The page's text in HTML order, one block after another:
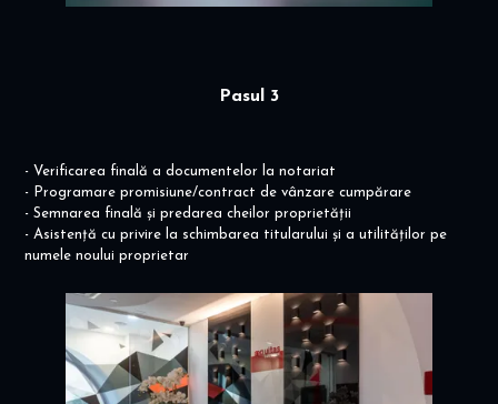
Pasul 3
- Verificarea finală a documentelor la notariat
- Programare promisiune/contract de vânzare cumpărare
- Semnarea finală și predarea cheilor proprietății
- Asistență cu privire la schimbarea titularului și a utilităților pe
numele noului proprietar